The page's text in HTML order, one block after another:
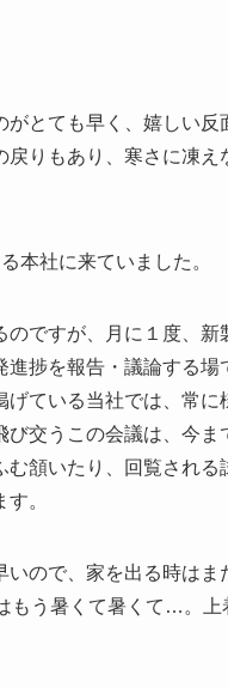
とても早く、嬉しい
りもあり、寒さに凍え
本社に来ていました。
ですが、月に１度、新
捗を報告・議論する場
げている当社では、常
交うこの会議は、今
頷いたり、回覧され
。
ので、家を出る時はま
もう暑くて暑くて…。